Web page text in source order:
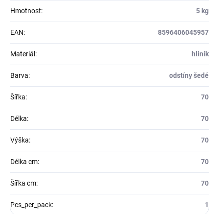
Hmotnost: 5 kg
EAN: 8596406045957
Materiál : hliník
Barva: odstíny šedé
Šířka: 70
Délka: 70
Výška: 70
Délka cm: 70
Šířka cm: 70
Pcs_per_pack: 1